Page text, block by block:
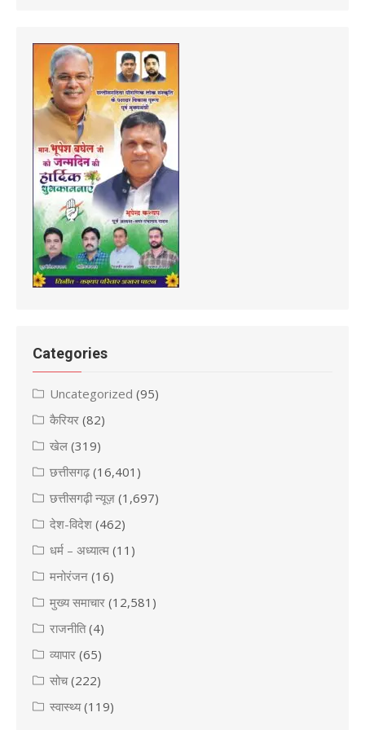
Categories
Uncategorized (95)
कैरियर (82)
खेल (319)
छत्तीसगढ़(16,401)
छत्तीसगढ़ी न्यूज़ (1,697)
देश-विदेश (462)
धर्म – अध्यात्म (11)
मनोरंजन (16)
मुख्य समाचार (12,581)
राजनीति(4)
व्यापार (65)
सोच(222)
स्वास्थ्य(119)